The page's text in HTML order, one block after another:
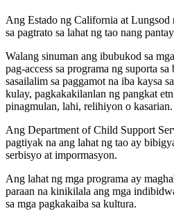
Ang Estado ng California at Lungsod
sa pagtrato sa lahat ng tao nang
Walang sinuman ang ibubukod sa
pag-access sa programa ng suporta
sasailalim sa paggamot na iba kaysa
kulay, pagkakakilanlan ng pangkat
pinagmulan, lahi, relihiyon o kasarian.
Ang Department of Child Support
pagtiyak na ang lahat ng tao ay
serbisyo at impormasyon.
Ang lahat ng mga programa ay
paraan na kinikilala ang mga
sa mga pagkakaiba sa kultura.